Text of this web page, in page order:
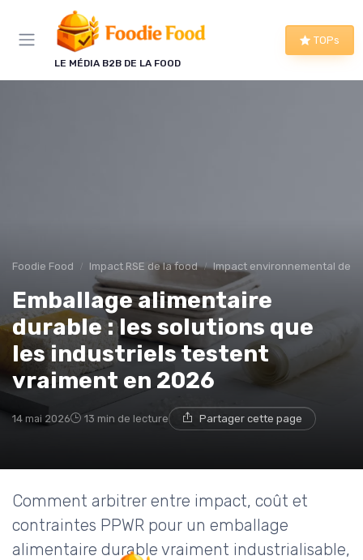
LE MÉDIA B2B DE LA FOOD
TOPs
Foodie Food Impact RSE de la food Impact environnemental de
Emballage alimentaire
durable : les solutions que
les industriels testent
vraiment en 2026
14 mai 2026 13 min de lecture Partager cette page
Comment arbitrer entre impact, coût et
contraintes PPWR pour un emballage
alimentaire durable vraiment industrialisable,
Panneau de gestion des cookies